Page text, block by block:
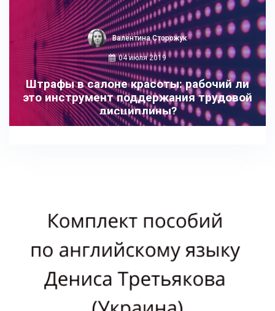
Валентина Сторожук
04 июля 2019
Штрафы в салоне красоты: рабочий ли
это инструмент поддержания трудовой
дисциплины?